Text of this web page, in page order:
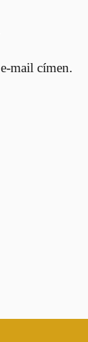
e-mail címen.